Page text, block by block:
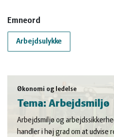
Emneord
Arbejdsulykke
Økonomi og ledelse
Tema: Arbejdsmiljø
Arbejdsmiljø og
handler i høj grad om at udvise